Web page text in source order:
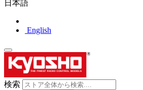
日本語
English
検索